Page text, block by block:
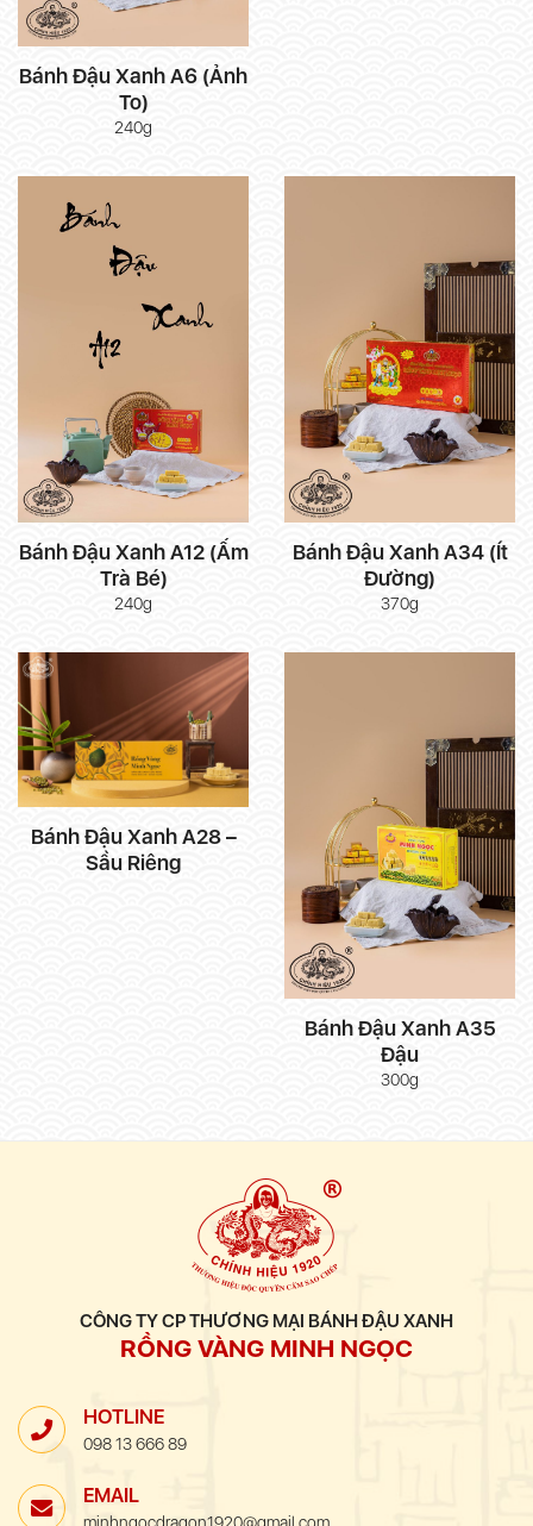
Bánh Đậu Xanh A6 (Ảnh
To)
240g
Bánh Đậu Xanh A12 (Ấm
Trà Bé)
240g
Bánh Đậu Xanh A34 (Ít
Đường)
370g
Bánh Đậu Xanh A28 –
Sầu Riêng
Bánh Đậu Xanh A35
Đậu
300g
CÔNG TY CP THƯƠNG MẠI BÁNH ĐẬU XANH
RỒNG VÀNG MINH NGỌC
HOTLINE
098 13 666 89
EMAIL